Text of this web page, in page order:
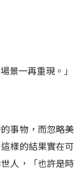
景一再重現。」
事物，而忽略美
樣的結果實在可
人，「也許是時